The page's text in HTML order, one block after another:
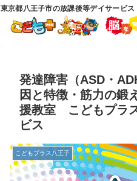
東京都八王子市の放課後等デイサービ
発達障害（ASD・
因と特徴・筋力の
援教室 こどもプラ
ビス
こどもプラス八王子